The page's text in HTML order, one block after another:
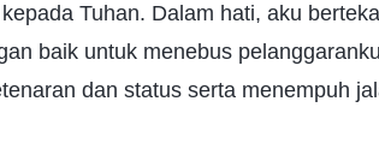
Tuhan. Dalam hati, aku
baik untuk menebus
dan status serta menempuh